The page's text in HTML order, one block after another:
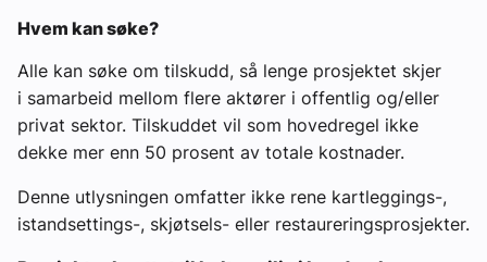
Hvem kan søke?
Alle kan søke om tilskudd, så lenge prosjektet skjer
i samarbeid mellom flere aktører i offentlig og/eller
privat sektor. Tilskuddet vil som hovedregel ikke
dekke mer enn 50 prosent av totale kostnader.
Denne utlysningen omfatter ikke rene kartleggings-,
istandsettings-, skjøtsels- eller restaureringsprosjekter.